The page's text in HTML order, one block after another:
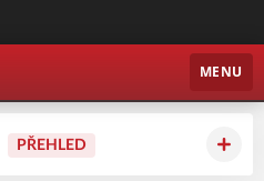
MENU
PŘEHLED